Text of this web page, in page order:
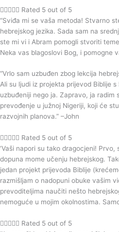
 Rated 5 out of 5
“Sviđa mi se vaša metoda! Stvarno
hebrejskog jezika. Sada sam na
ste mi vi i Abram pomogli stvoriti
Neka vas blagoslovi Bog, i pomogne
“Vrlo sam uzbuđen zbog lekcija
Ali su ljudi iz projekta prijevod Biblije
uzbuđeniji nego ja. Zapravo, ja radim
prevođenje u južnoj Nigeriji, koji će
razvojnih planova.” –John
 Rated 5 out of 5
‘Vaši napori su tako dragocjeni!
dopuna mome učenju hebrejskog.
jedan projekt prijevoda Biblije
razmišljam o nadopuni obuke vašim
prevoditeljima naučiti nešto
nemoguće u mojim okolnostima.
 Rated 5 out of 5